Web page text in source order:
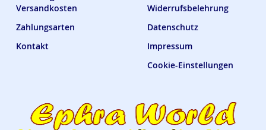
Versandkosten
Zahlungsarten
Kontakt
Widerrufsbelehrung
Datenschutz
Impressum
Cookie-Einstellungen